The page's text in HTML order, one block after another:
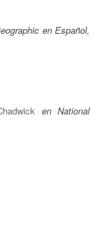
en Español,
en National